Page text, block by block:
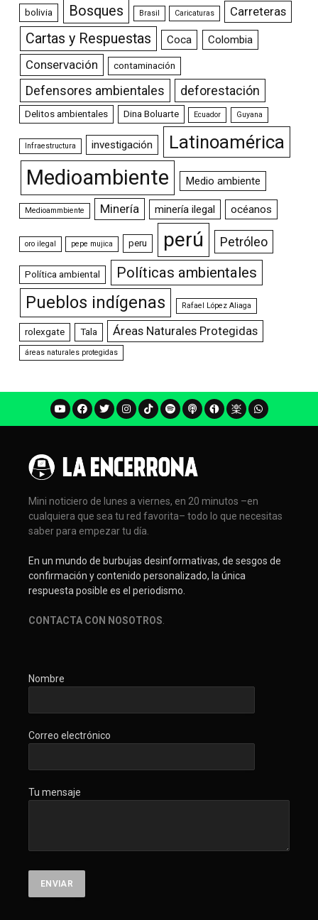
bolivia Bosques Brasil Caricaturas Carreteras
Cartas y Respuestas Coca Colombia
Conservación contaminación
Defensores ambientales deforestación
Delitos ambientales Dina Boluarte Ecuador Guyana
Infraestructura investigación Latinoamérica
Medioambiente Medio ambiente
Medioammbiente Minería minería ilegal océanos
oro ilegal pepe mujica peru perú Petróleo
Política ambiental Políticas ambientales
Pueblos indígenas Rafael López Aliaga
rolexgate Tala Áreas Naturales Protegidas
áreas naturales protegidas
Mini noticiero de lunes a viernes, en 20 minutos –en
cualquiera que sea tu red favorita– todo lo que necesitas
saber para empezar tu día.
En un mundo de burbujas desinformativas, de sesgos de
confirmación y contenido personalizado, la única
respuesta posible es el periodismo.
CONTACTA CON NOSOTROS.
Nombre
Correo electrónico
Tu mensaje